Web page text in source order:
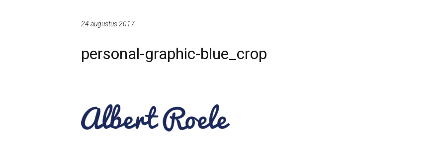
24 augustus 2017
personal-graphic-blue_crop